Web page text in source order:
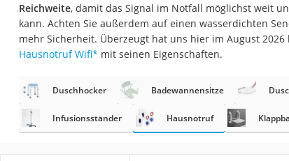
Eiweißpulver
Katzenklappe
Zeckenschutz
leichter
Reichweite, damit das Signal im Notfall möglichst weit
kann. Achten Sie außerdem auf einen wasserdichten
mehr Sicherheit. Überzeugt hat uns hier im August 2026
Hausnotruf Wifi* mit seinen Eigenschaften.
Duschhocker Badewannensitze
Infusionsständer Hausnotruf